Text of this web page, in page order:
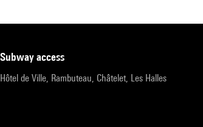
subway access
Hôtel de Ville, Rambuteau, Châtelet, Les Halles